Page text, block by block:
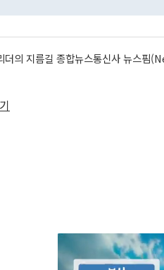
더의 지름길 종합뉴스통신사 뉴스핌